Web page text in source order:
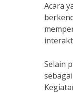
Acara
Selain